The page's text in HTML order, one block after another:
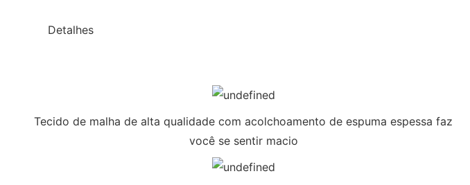
Detalhes
Tecido de malha de alta qualidade com acolchoamento de espuma espessa faz
você se sentir macio